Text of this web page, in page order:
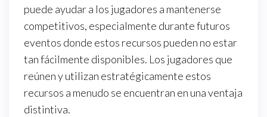
puede ayudar a los jugadores a mantenerse
competitivos, especialmente durante futuros
eventos donde estos recursos pueden no estar
tan fácilmente disponibles. Los jugadores que
reúnen y utilizan estratégicamente estos
recursos a menudo se encuentran en una ventaja
distintiva.